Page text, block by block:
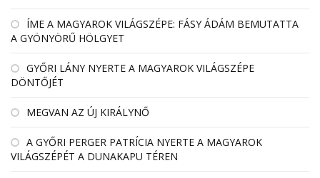
ÍME A MAGYAROK VILÁGSZÉPE: FÁSY ÁDÁM BEMUTATTA
A GYÖNYÖRŰ HÖLGYET
GYŐRI LÁNY NYERTE A MAGYAROK VILÁGSZÉPE
DÖNTŐJÉT
MEGVAN AZ ÚJ KIRÁLYNŐ
A GYŐRI PERGER PATRÍCIA NYERTE A MAGYAROK
VILÁGSZÉPÉT A DUNAKAPU TÉREN